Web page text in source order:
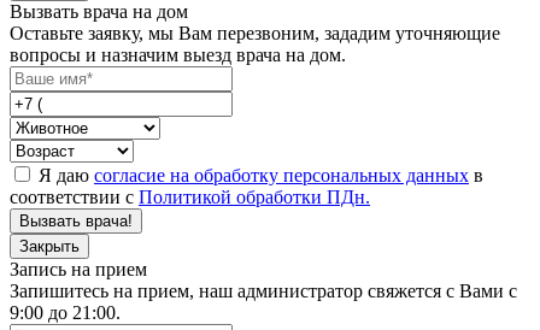
Вызвать врача на дом
Оставьте заявку, мы Вам перезвоним, зададим уточняющие
вопросы и назначим выезд врача на дом.
Я даю согласие на обработку персональных данных в
соответствии с Политикой обработки ПДн.
Вызвать врача!
Закрыть
Запись на прием
Запишитесь на прием, наш администратор свяжется с Вами с
9:00 до 21:00.